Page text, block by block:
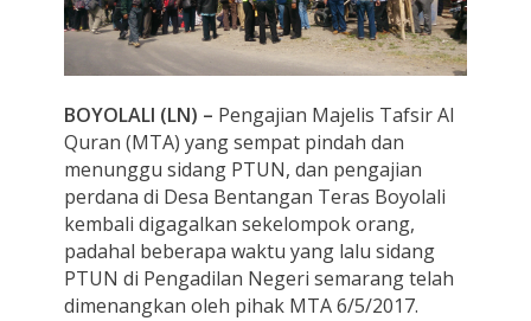
BOYOLALI (LN) – Pengajian Majelis Tafsir Al
Quran (MTA) yang sempat pindah dan
menunggu sidang PTUN, dan pengajian
perdana di Desa Bentangan Teras Boyolali
kembali digagalkan sekelompok orang,
padahal beberapa waktu yang lalu sidang
PTUN di Pengadilan Negeri semarang telah
dimenangkan oleh pihak MTA 6/5/2017.